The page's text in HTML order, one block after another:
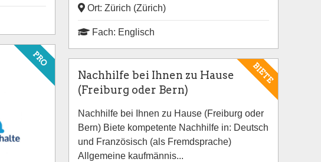
Ort: Zürich (Zürich)
Fach: Englisch
PRO
BIETE
Nachhilfe bei Ihnen zu Hause
(Freiburg oder Bern)
Nachhilfe bei Ihnen zu Hause (Freiburg oder
Bern) Biete kompetente Nachhilfe in: Deutsch
und Französisch (als Fremdsprache)
Allgemeine kaufmännis...